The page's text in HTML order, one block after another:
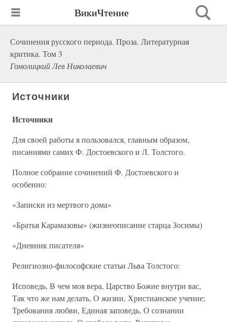
ВикиЧтение
Сочинения русского периода. Проза. Литературная
критика. Том 3
Гомолицкий Лев Николаевич
Источники
Источники
Для своей работы я пользовался, главным образом,
писаниями самих Ф. Достоевского и Л. Толстого.
Полное собрание сочинений Ф. Достоевского и
особенно:
«Записки из мертвого дома»
«Братья Карамазовы» (жизнеописание старца Зосимы)
«Дневник писателя»
Религиозно-философские статьи Льва Толстого:
Исповедь, В чем моя вера, Царство Божие внутри вас,
Так что же нам делать, О жизни, Христианское учение;
Требования любви, Единая заповедь, О сознании